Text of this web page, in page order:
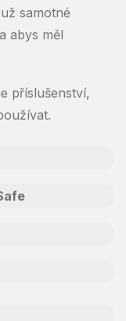
samotné
abys měl
příslušenství,